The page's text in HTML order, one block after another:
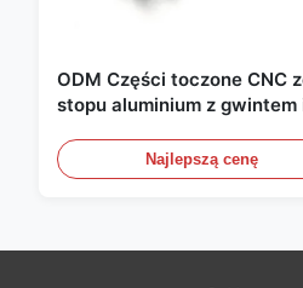
ODM Części toczone CNC
stopu aluminium z gwintem
Najlepszą cenę